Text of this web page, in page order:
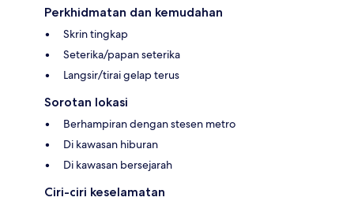
Perkhidmatan dan kemudahan
Skrin tingkap
Seterika/papan seterika
Langsir/tirai gelap terus
Sorotan lokasi
Berhampiran dengan stesen metro
Di kawasan hiburan
Di kawasan bersejarah
Ciri-ciri keselamatan